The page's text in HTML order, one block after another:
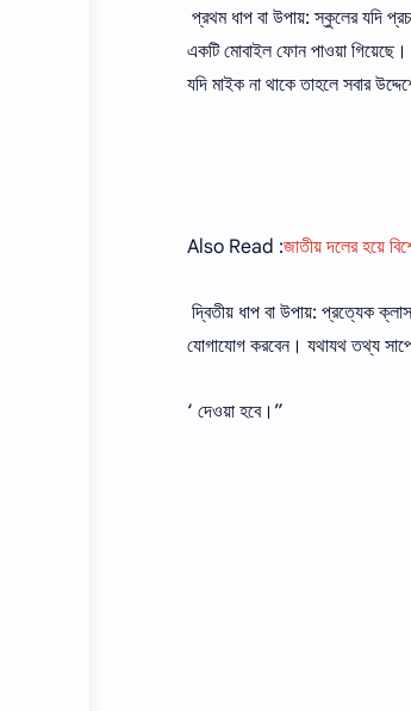
প্রথম ধাপ বা উপায়: স্কুলের যদি
একটি মােবাইল ফোন পাওয়া
যদি মাইক না থাকে তাহলে সবার
Also Read :জাতীয় দলের হয়ে
দ্বিতীয় ধাপ বা উপায়: প্রত্যেক
যােগাযােগ করবেন। যথাযথ তথ্য
‘ দেওয়া হবে।”